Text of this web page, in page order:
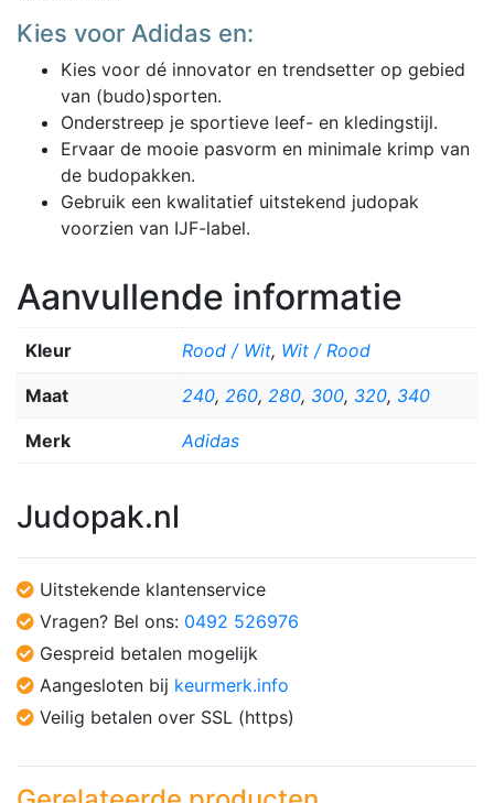
Kies voor Adidas en:
Kies voor dé innovator en trendsetter op gebied
van (budo)sporten.
Onderstreep je sportieve leef- en kledingstijl.
Ervaar de mooie pasvorm en minimale krimp van
de budopakken.
Gebruik een kwalitatief uitstekend judopak
voorzien van IJF-label.
Aanvullende informatie
Kleur Rood / Wit, Wit / Rood
Maat 240, 260, 280, 300, 320, 340
Merk Adidas
Judopak.nl
Uitstekende klantenservice
Vragen? Bel ons: 0492 526976
Gespreid betalen mogelijk
Aangesloten bij keurmerk.info
Veilig betalen over SSL (https)